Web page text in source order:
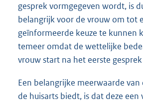
gesprek vormgegeven wordt, is
belangrijk voor de vrouw om tot
geïnformeerde keuze te kunnen
temeer omdat de wettelijke
vrouw start na het eerste
Een belangrijke meerwaarde
de huisarts biedt, is dat deze een